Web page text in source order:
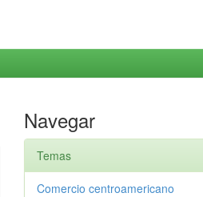
Navegar
Temas
Comercio centroamericano